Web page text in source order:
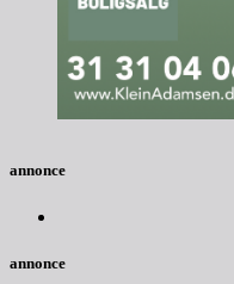
annonce
annonce